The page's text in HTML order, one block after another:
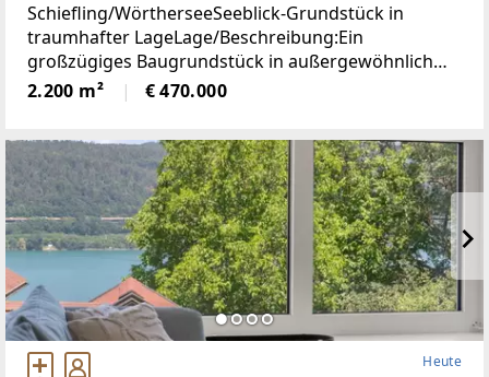
Schiefling/WörtherseeSeeblick-Grundstück in
traumhafter LageLage/Beschreibung:Ein
großzügiges Baugrundstück in außergewöhnlich
ruhiger Aussichtslage mit beeindruckendem
Weitblick über den Wörthersee und die umliegende
2.200 m² € 470.000
Heute